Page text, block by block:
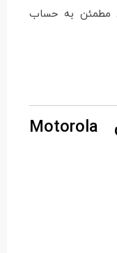
مطمئن به حساب
جدول مشخصات فنی Motorola